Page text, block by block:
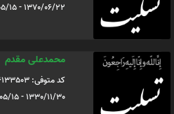
1370/06/22 - 1398/05/15
محمدعلی مقدم
کد متوفی: 6133503
1330/11/30 - 1394/05/15